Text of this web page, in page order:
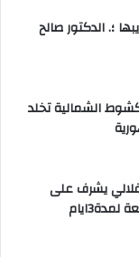
؛. الدكتور صالح
الشمالية تخلد
يشرف على